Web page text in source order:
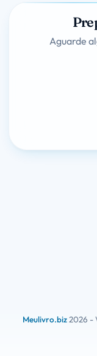
Aguarde
Meulivro.biz2026 -